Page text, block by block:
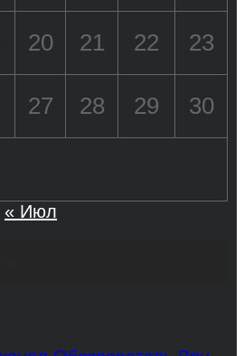
20 21 22 23
27 28 29 30
« Июл